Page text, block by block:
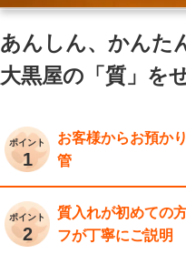
あんしん、かんた
大黒屋の「質」を
ポイント
1
お客様からお預か
管
ポイント
2
質入れが初めての
フが丁寧にご説明